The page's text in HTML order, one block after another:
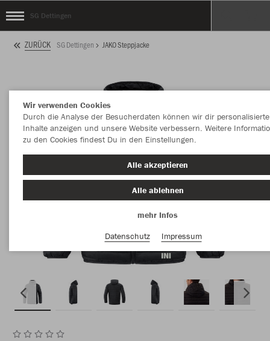
SG Dettingen
ZURÜCK SG Dettingen JAKO Steppjacke
Wir verwenden Cookies
Durch die Analyse der Besucherdaten können wir dir personalisierte
Inhalte anzeigen und unsere Website verbessern. Weitere
zu den Cookies findest Du in den Einstellungen.
Alle akzeptieren
Alle ablehnen
mehr Infos
Datenschutz
Impressum